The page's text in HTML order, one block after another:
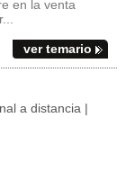
en la venta
ver temario
a distancia |